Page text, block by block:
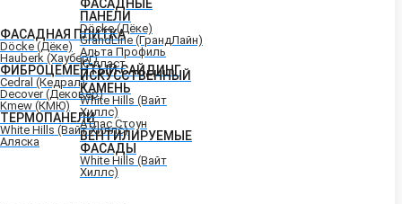
ФАСАДНЫЕ
ПАНЕЛИ
Döcke (Дёке)
GrandLine (ГрандЛайн)
Альта Профиль
Ю-пласт
ИСКУССТВЕННЫЙ
КАМЕНЬ
White Hills (Вайт
Хиллс)
Атлас Стоун
ВЕНТИЛИРУЕМЫЕ
ФАСАДЫ
White Hills (Вайт
Хиллс)
ФАСАДНАЯ ПЛИТКА
Döcke (Дёке)
Hauberk (Хауберг)
ФИБРОЦЕМЕНТЫЙ САЙДИНГ
Cedral (Кедрал)
Decover (Дековер)
Kmew (КМЮ)
ТЕРМОПАНЕЛИ
White Hills (Вайт Хиллс)
Аляска